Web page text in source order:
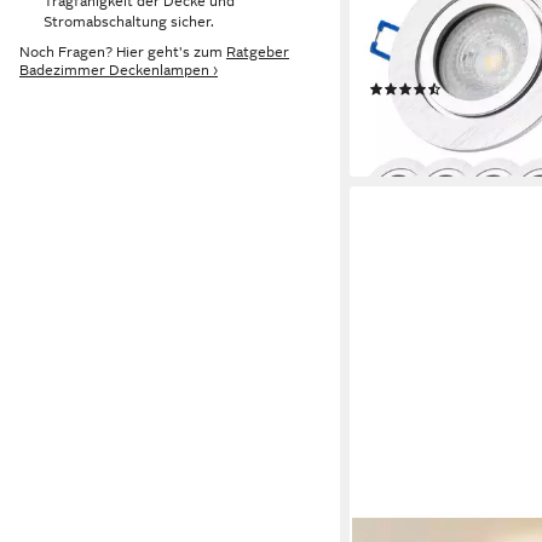
Stromabschaltung sicher.
Noch Fragen? Hier geht's zum Ratgeber
Badezimmer Deckenlampen ›
230V Alu-gebürstet,
wechselbar, 3000K -
Deckenspots,
Einbauleuchten,
spritzwassergeschützt
Produktdatenblatt
(2)
69,99 €
lieferbar - in 3-4